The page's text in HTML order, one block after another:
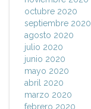
octubre 2020
septiembre 2020
agosto 2020
julio 2020
junio 2020
mayo 2020
abril 2020
marzo 2020
febrero 2020